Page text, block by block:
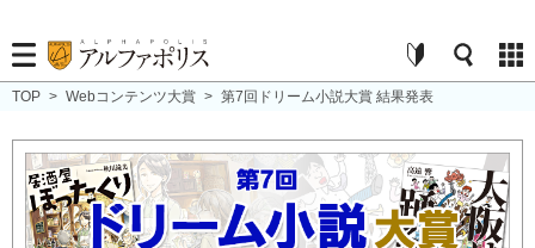
TOP > Webコンテンツ大賞 > 第7回ドリーム小説大賞 結果発表